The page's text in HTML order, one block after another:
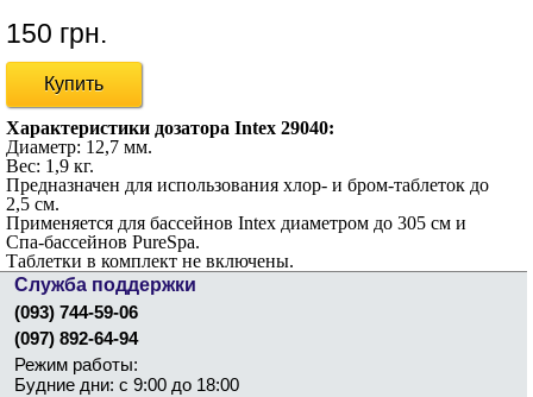
150 грн.
Купить
Характеристики дозатора Intex 29040:
Диаметр: 12,7 мм.
Вес: 1,9 кг.
Предназначен для использования хлор- и бром-таблеток до
2,5 см.
Применяется для бассейнов Intex диаметром до 305 см и
Спа-бассейнов PureSpa.
Таблетки в комплект не включены.
Служба поддержки
(093) 744-59-06
(097) 892-64-94
Режим работы:
Будние дни: с 9:00 до 18:00